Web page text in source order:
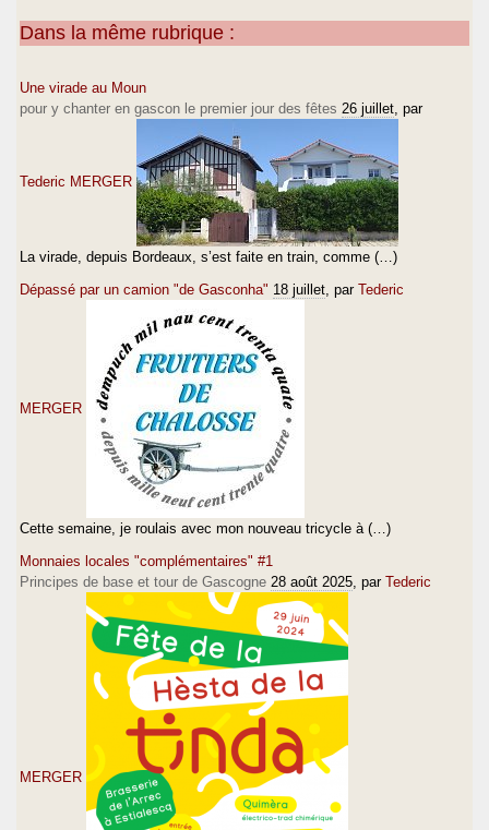
Dans la même rubrique :
Une virade au Moun
pour y chanter en gascon le premier jour des fêtes 26 juillet , par
Tederic MERGER
La virade, depuis Bordeaux, s’est faite en train, comme (…)
Dépassé par un camion "de Gasconha" 18 juillet , par Tederic
MERGER
Cette semaine, je roulais avec mon nouveau tricycle à (…)
Monnaies locales "complémentaires" #1
Principes de base et tour de Gascogne 28 août 2025 , par Tederic
MERGER